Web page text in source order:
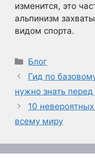
изменится, это
альпинизм
видом спорта.
Рубрики
Блог
Гид по
нужно знать перед
10
всему миру